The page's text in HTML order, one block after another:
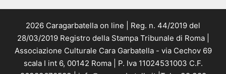
2026 Caragarbatella on line | Reg. n. 44/2019 del
28/03/2019 Registro della Stampa Tribunale di Roma |
Associazione Culturale Cara Garbatella - via Cechov 69
scala I int 6, 00142 Roma | P. Iva 11024531003 C.F.